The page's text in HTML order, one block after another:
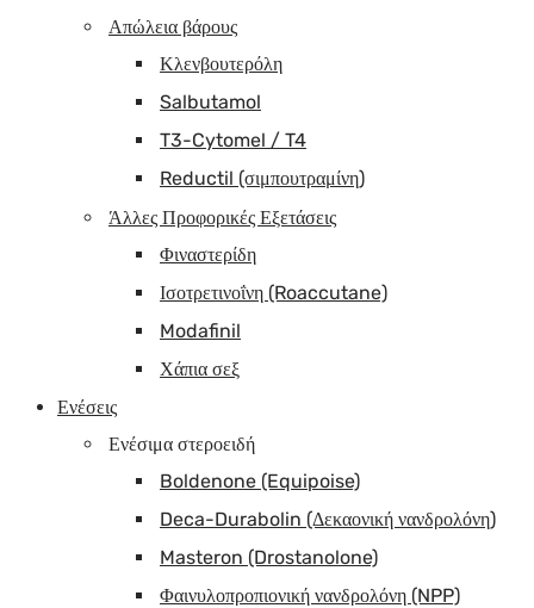
Απώλεια βάρους
Κλενβουτερόλη
Salbutamol
T3-Cytomel / T4
Reductil (σιμπουτραμίνη)
Άλλες Προφορικές Εξετάσεις
Φιναστερίδη
Ισοτρετινοΐνη (Roaccutane)
Modafinil
Χάπια σεξ
Ενέσεις
Ενέσιμα στεροειδή
Boldenone (Equipoise)
Deca-Durabolin (Δεκαονική νανδρολόνη)
Masteron (Drostanolone)
Φαινυλοπροπιονική νανδρολόνη (NPP)